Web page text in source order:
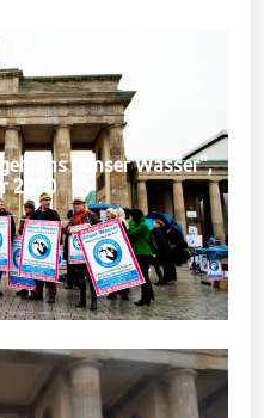
"Unser Wasser",
2010